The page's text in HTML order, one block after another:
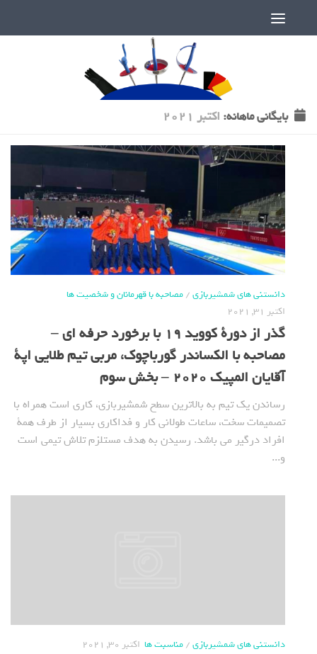
بایگانی‌ ماهانه:اکتبر 2021
دانستنی های شمشیربازی/مصاحبه با قهرمانان و شخصیت ها
اکتبر 31, 2021
گذر از دورة کووید 19 با برخورد حرفه ای –
مصاحبه با الکساندر گورباچوک، مربی تیم طلایی اپة
آقایان المپیک 2020 – بخش سوم
رساندن یک تیم به بالاترین سطح شمشیربازی، کاری است همراه با
تصمیمات سخت، ساعات طولانی کار و فداکاری بسیار از طرف همة
افراد درگیر می باشد. رسیدن به هدف مستلزم تلاش تیمی است
و...
دانستنی های شمشیربازی/مناسبت ها اکتبر 30, 2021